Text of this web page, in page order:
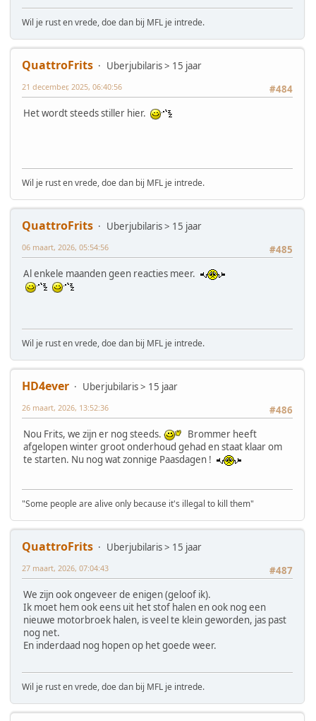
Wil je rust en vrede, doe dan bij MFL je intrede.
QuattroFrits
Uberjubilaris > 15 jaar
#484
21 december, 2025, 06:40:56
Het wordt steeds stiller hier.
Wil je rust en vrede, doe dan bij MFL je intrede.
QuattroFrits
Uberjubilaris > 15 jaar
#485
06 maart, 2026, 05:54:56
Al enkele maanden geen reacties meer.
Wil je rust en vrede, doe dan bij MFL je intrede.
HD4ever
Uberjubilaris > 15 jaar
#486
26 maart, 2026, 13:52:36
Nou Frits, we zijn er nog steeds.
Brommer heeft
afgelopen winter groot onderhoud gehad en staat klaar om
te starten. Nu nog wat zonnige Paasdagen !
"Some people are alive only because it's illegal to kill them"
QuattroFrits
Uberjubilaris > 15 jaar
#487
27 maart, 2026, 07:04:43
We zijn ook ongeveer de enigen (geloof ik).
Ik moet hem ook eens uit het stof halen en ook nog een
nieuwe motorbroek halen, is veel te klein geworden, jas past
nog net.
En inderdaad nog hopen op het goede weer.
Wil je rust en vrede, doe dan bij MFL je intrede.